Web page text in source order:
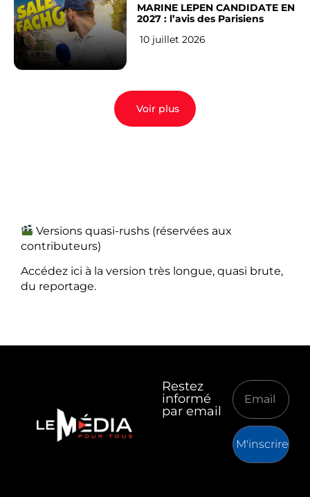
MARINE LEPEN CANDIDATE EN
2027 : l’avis des Parisiens
10 juillet 2026
Voir plus
Versions quasi-rushs (réservées aux
contributeurs)
Accédez ici à la version très longue, quasi brute,
du reportage.
Restez
informé
par email
M'inscrire